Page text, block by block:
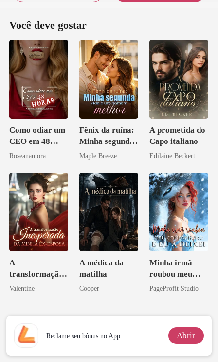
Você deve gostar
Como odiar um
CEO em 48
horas
Roseanautora
Fênix da ruína:
Minha segunda
vida e um
Maple Breeze
A prometida do
Capo italiano
Edilaine Beckert
A
transformação
inesperada da
Valentine
A médica da
matilha
Cooper
Minha irmã
roubou meu
companheiro e
PageProfit Studio
Reclame seu bônus no App Abrir